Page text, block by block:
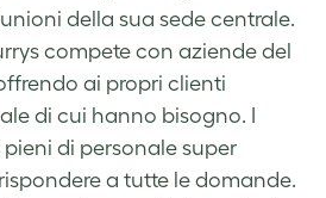
della sua sede centrale.
compete con aziende del
ai propri clienti
di cui hanno bisogno. I
di personale super
a tutte le domande.